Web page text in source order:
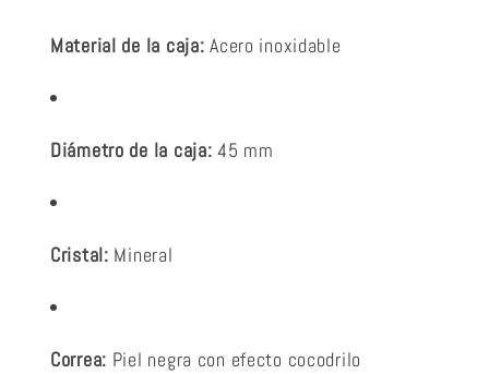
Material de la caja: Acero inoxidable
Diámetro de la caja: 45 mm
Cristal: Mineral
Correa: Piel negra con efecto cocodrilo